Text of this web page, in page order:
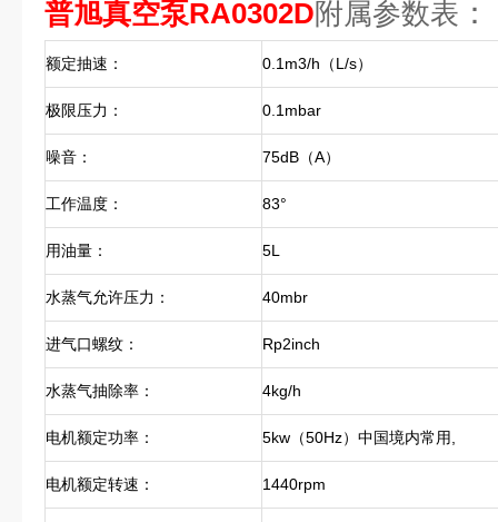
普旭真空泵RA0302D附属参数表 ：
额定抽速： 0.1m3/h（L/s）
极限压力： 0.1mbar
噪音： 75dB（A）
工作温度： 83°
用油量： 5L
水蒸气允许压力： 40mbr
进气口螺纹： Rp2inch
水蒸气抽除率： 4kg/h
电机额定功率： 5kw（50Hz）中国境内常用,
电机额定转速： 1440rpm